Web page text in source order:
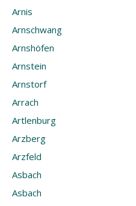
Arnis
Arnschwang
Arnshöfen
Arnstein
Arnstorf
Arrach
Artlenburg
Arzberg
Arzfeld
Asbach
Asbach